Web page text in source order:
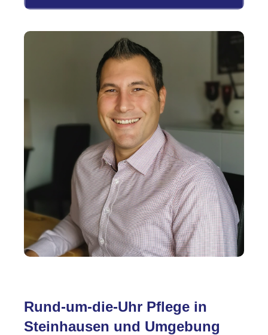
Rund-um-die-Uhr Pflege in
Steinhausen und Umgebung